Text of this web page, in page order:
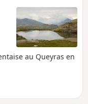
au Queyras en